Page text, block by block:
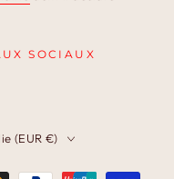
SOCIAUX
(EUR €)